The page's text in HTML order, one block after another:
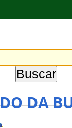
DA